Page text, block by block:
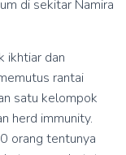
di sekitar Namira
ikhtiar dan
rantai
satu kelompok
herd immunity.
orang tentunya